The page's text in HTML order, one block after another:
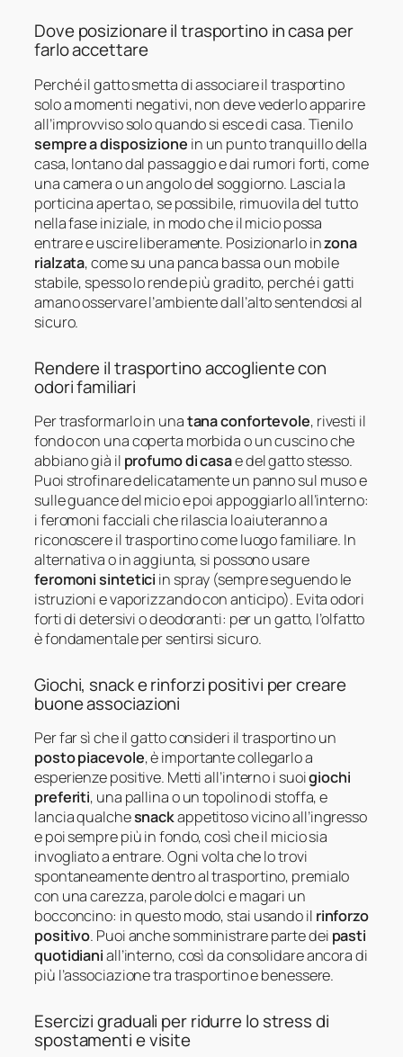
Dove posizionare il trasportino in casa per
farlo accettare
Perché il gatto smetta di associare il trasportino
solo a momenti negativi, non deve vederlo apparire
all’improvviso solo quando si esce di casa. Tienilo
sempre a disposizione in un punto tranquillo della
casa, lontano dal passaggio e dai rumori forti, come
una camera o un angolo del soggiorno. Lascia la
porticina aperta o, se possibile, rimuovila del tutto
nella fase iniziale, in modo che il micio possa
entrare e uscire liberamente. Posizionarlo inzona
rialzata, come su una panca bassa o un mobile
stabile, spesso lo rende più gradito, perché i gatti
amano osservare l’ambiente dall’alto sentendosi al
sicuro.
Rendere il trasportino accogliente con
odori familiari
Per trasformarlo in unatana confortevole, rivesti il
fondo con una coperta morbida o un cuscino che
abbiano già il profumo di casae del gatto stesso.
Puoi strofinare delicatamente un panno sul muso e
sulle guance del micio e poi appoggiarlo all’interno:
i feromoni facciali che rilascia lo aiuteranno a
riconoscere il trasportino come luogo familiare. In
alternativa o in aggiunta, si possono usare
feromoni sintetici in spray (sempre seguendo le
istruzioni e vaporizzando con anticipo). Evita odori
forti di detersivi o deodoranti: per un gatto, l’olfatto
è fondamentale per sentirsi sicuro.
Giochi, snack e rinforzi positivi per creare
buone associazioni
Per far sì che il gatto consideri il trasportino un
posto piacevole, è importante collegarlo a
esperienze positive. Metti all’interno i suoigiochi
preferiti, una pallina o un topolino di stoffa, e
lancia qualchesnackappetitoso vicino all’ingresso
e poi sempre più in fondo, così che il micio sia
invogliato a entrare. Ogni volta che lo trovi
spontaneamente dentro al trasportino, premialo
con una carezza, parole dolci e magari un
bocconcino: in questo modo, stai usando il rinforzo
positivo. Puoi anche somministrare parte dei pasti
quotidianiall’interno, così da consolidare ancora di
più l’associazione tra trasportino e benessere.
Esercizi graduali per ridurre lo stress di
spostamenti e visite